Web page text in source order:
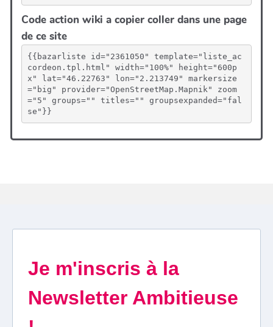
Code action wiki a copier coller dans une page
de ce site
{{bazarliste id="2361050" template="liste_ac
cordeon.tpl.html" width="100%" height="600p
x" lat="46.22763" lon="2.213749" markersize
="big" provider="OpenStreetMap.Mapnik" zoom
="5" groups="" titles="" groupsexpanded="fal
se"}}